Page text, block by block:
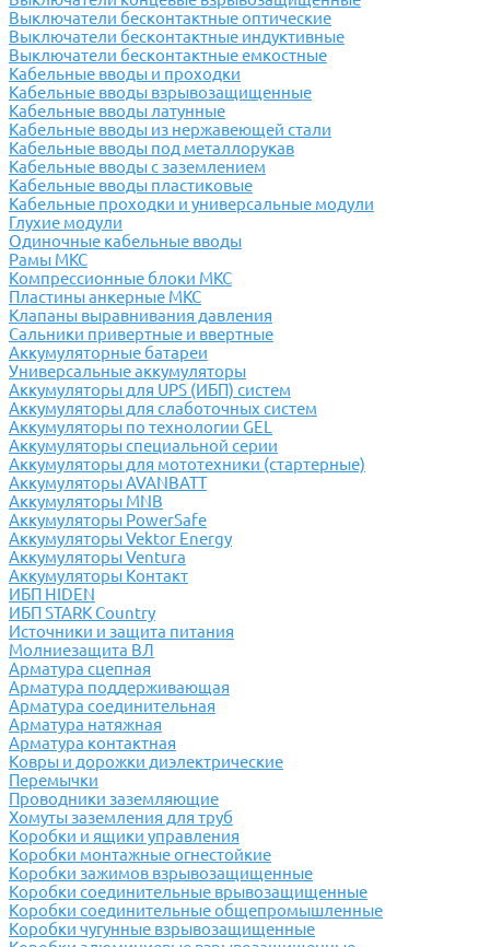
Выключатели бесконтактные оптические
Выключатели бесконтактные индуктивные
Выключатели бесконтактные емкостные
Кабельные вводы и проходки
Кабельные вводы взрывозащищенные
Кабельные вводы латунные
Кабельные вводы из нержавеющей стали
Кабельные вводы под металлорукав
Кабельные вводы с заземлением
Кабельные вводы пластиковые
Кабельные проходки и универсальные модули
Глухие модули
Одиночные кабельные вводы
Рамы МКС
Компрессионные блоки МКС
Пластины анкерные МКС
Клапаны выравнивания давления
Сальники привертные и ввертные
Аккумуляторные батареи
Универсальные аккумуляторы
Аккумуляторы для UPS (ИБП) систем
Аккумуляторы для слаботочных систем
Аккумуляторы по технологии GEL
Аккумуляторы специальной серии
Аккумуляторы для мототехники (стартерные)
Аккумуляторы AVANBATT
Аккумуляторы MNB
Аккумуляторы PowerSafe
Аккумуляторы Vektor Energy
Аккумуляторы Ventura
Аккумуляторы Контакт
ИБП HIDEN
ИБП STARK Country
Источники и защита питания
Молниезащита ВЛ
Арматура сцепная
Арматура поддерживающая
Арматура соединительная
Арматура натяжная
Арматура контактная
Ковры и дорожки диэлектрические
Перемычки
Проводники заземляющие
Хомуты заземления для труб
Коробки и ящики управления
Коробки монтажные огнестойкие
Коробки зажимов взрывозащищенные
Коробки соединительные врывозащищенные
Коробки соединительные общепромышленные
Коробки чугунные взрывозащищенные